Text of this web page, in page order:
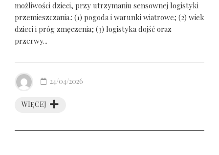
możliwości dzieci, przy utrzymaniu sensownej logistyki
przemieszczania.: (1) pogoda i warunki wiatrowe; (2) wiek
dzieci i próg zmęczenia; (3) logistyka dojść oraz
przerwy...
WIĘCEJ
24/04/2026